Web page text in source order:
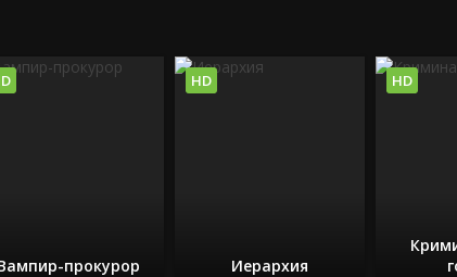
прокурор Иерархия
HD HD